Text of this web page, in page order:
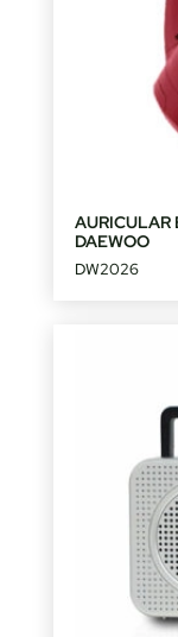
AURICULAR
DAEWOO
DW2026